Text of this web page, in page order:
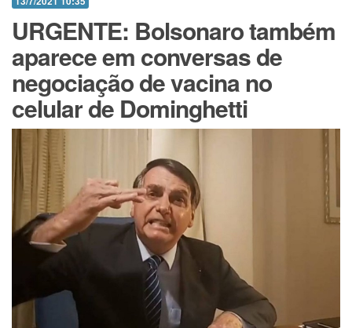
URGENTE: Bolsonaro também
aparece em conversas de
negociação de vacina no
celular de Dominghetti